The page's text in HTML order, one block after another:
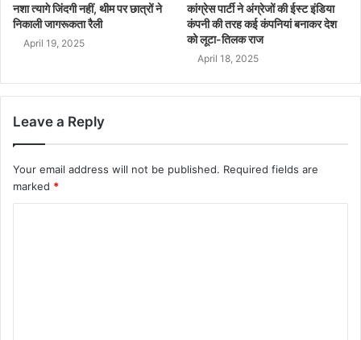
नशा त्यागे जिंदगी नहीं, थीम पर छात्रों ने
निकाली जागरूकता रैली
April 19, 2025
कांग्रेस पार्टी ने अंग्रेजों की ईस्ट इंडिया
कंपनी की तरह कई कंपनियां बनाकर देश
को लूटा-तिलक राज
April 18, 2025
Leave a Reply
Your email address will not be published. Required fields are
marked *